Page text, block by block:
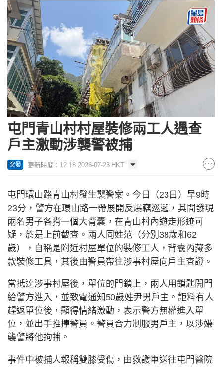
屯門青山村村屋裝修兩工人遇查
戶主激動涉襲警被捕
突發 更新時間：12:18 2026-07-23 HKT
屯門環山路青山村發生襲警案。今日（23日）早9時
23分，警方在環山路一帶展開反爆竊巡邏，其間發現
兩名男子各揹一個大背囊，在青山村內遊走形迹可
疑，於是上前截查。兩人同姓范（分別38歲和62
歲），自稱是附近村屋單位的裝修工人，背囊內藏多
款裝修工具，其後由警員帶往涉事村屋向戶主查證。
當抵達涉事村屋後，單位的門鎖上，兩人用鎖匙開門
給警方進入，並致電通知50歲姓尹男戶主。詎料有人
趕返單位後，顯得情緒激動，表示警方無權進入單
位，並出手推撞警員。警員合力制服男戶主，以涉嫌
襲警將他拘捕。
事件中被捕人報稱雙膝受傷，由救護車送往屯門醫院